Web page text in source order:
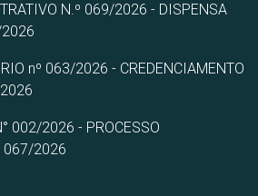
N.º 069/2026 - DISPENSA
2026
nº 063/2026 - CREDENCIAMENTO
002/2026 - PROCESSO
067/2026